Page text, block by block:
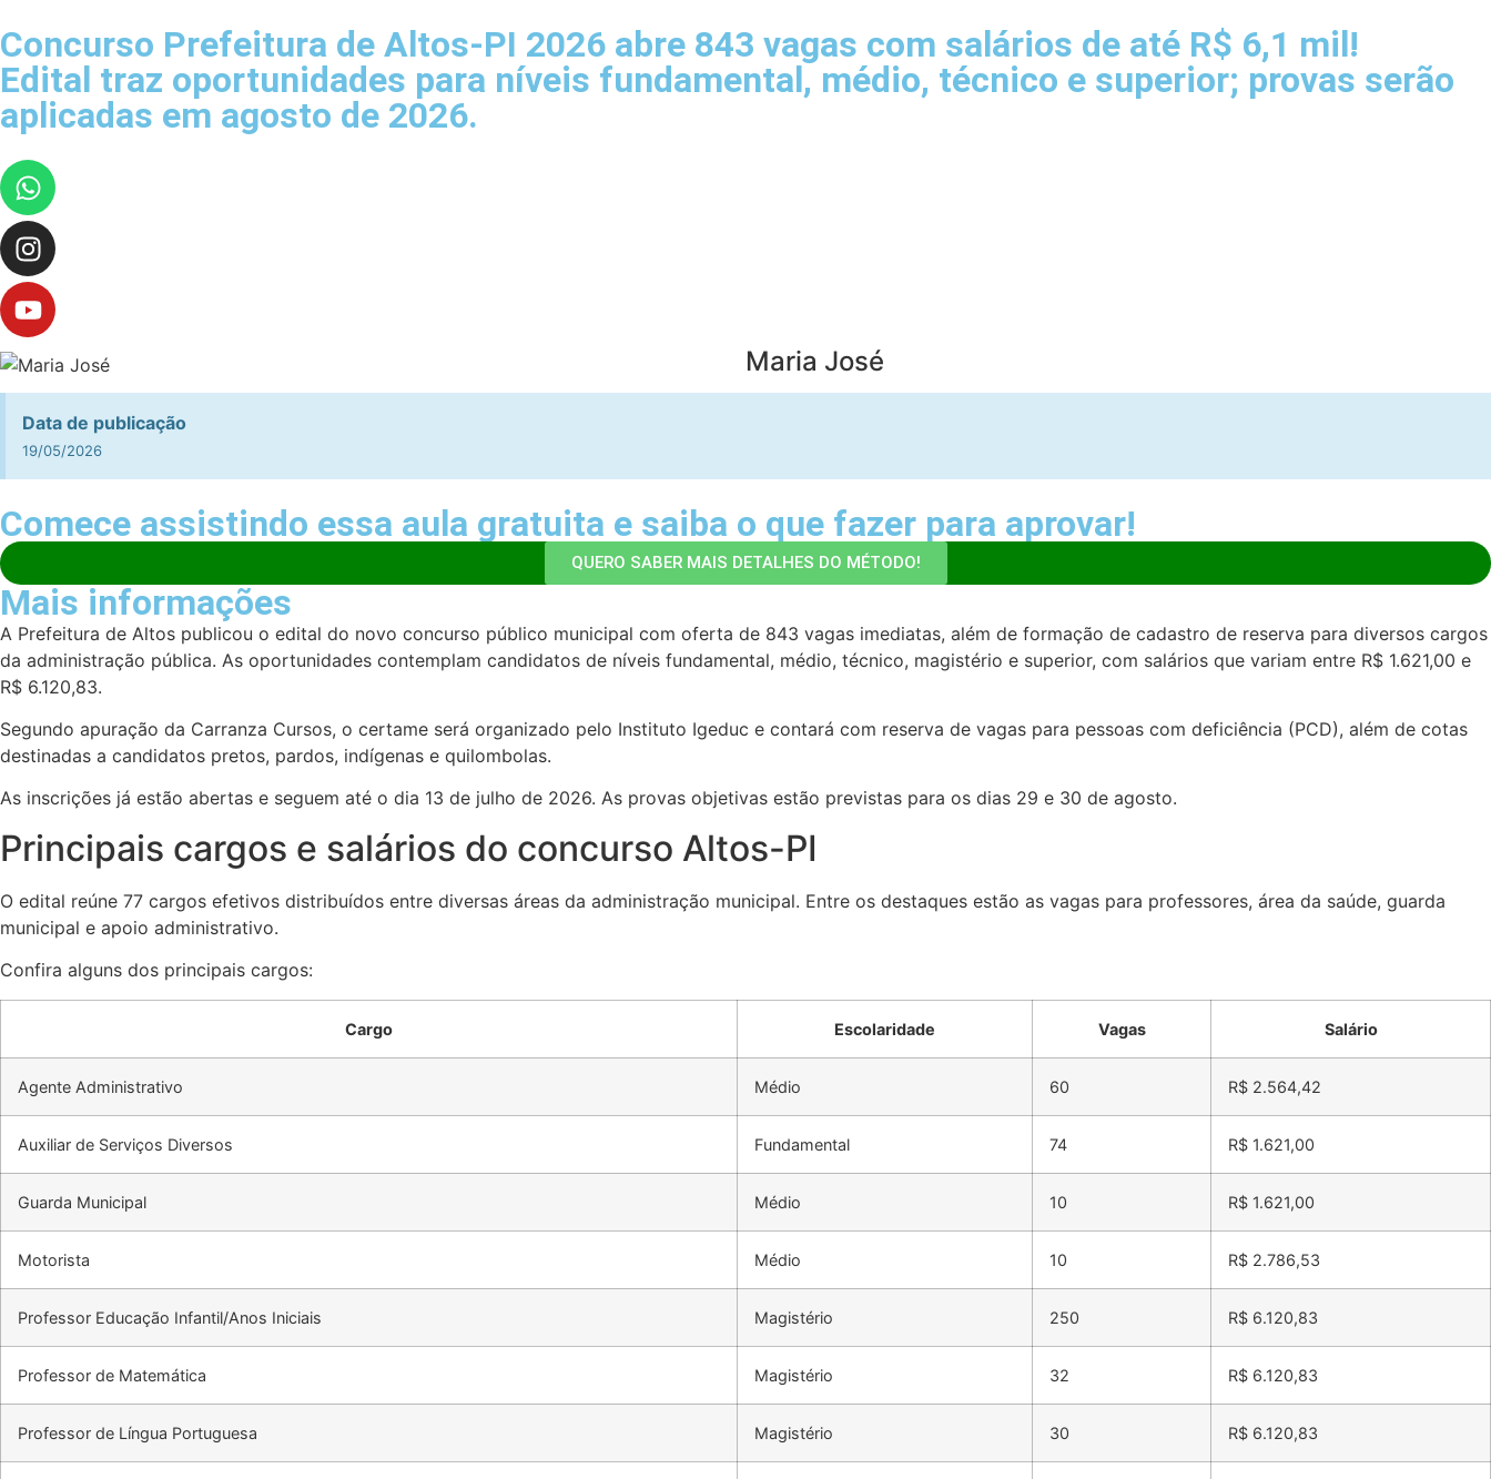
Concurso Prefeitura de Altos-PI 2026 abre 843 vagas com salários de até R$ 6,1 mil!
Edital traz oportunidades para níveis fundamental, médio, técnico e superior; provas serão
aplicadas em agosto de 2026.
Maria José
Data de publicação
19/05/2026
Comece assistindo essa aula gratuita e saiba o que fazer para aprovar!
QUERO SABER MAIS DETALHES DO MÉTODO!
Mais informações
A Prefeitura de Altos publicou o edital do novo concurso público municipal com oferta de 843 vagas imediatas, além de formação de cadastro de reserva para diversos cargos
da administração pública. As oportunidades contemplam candidatos de níveis fundamental, médio, técnico, magistério e superior, com salários que variam entre R$ 1.621,00 e
R$ 6.120,83.
Segundo apuração da Carranza Cursos, o certame será organizado pelo Instituto Igeduc e contará com reserva de vagas para pessoas com deficiência (PCD), além de cotas
destinadas a candidatos pretos, pardos, indígenas e quilombolas.
As inscrições já estão abertas e seguem até o dia 13 de julho de 2026. As provas objetivas estão previstas para os dias 29 e 30 de agosto.
Principais cargos e salários do concurso Altos-PI
O edital reúne 77 cargos efetivos distribuídos entre diversas áreas da administração municipal. Entre os destaques estão as vagas para professores, área da saúde, guarda
municipal e apoio administrativo.
Confira alguns dos principais cargos:
Cargo Escolaridade Vagas Salário
Agente Administrativo Médio 60 R$ 2.564,42
Auxiliar de Serviços Diversos Fundamental 74 R$ 1.621,00
Guarda Municipal Médio 10 R$ 1.621,00
Motorista Médio 10 R$ 2.786,53
Professor Educação Infantil/Anos Iniciais Magistério 250 R$ 6.120,83
Professor de Matemática Magistério 32 R$ 6.120,83
Professor de Língua Portuguesa Magistério 30 R$ 6.120,83